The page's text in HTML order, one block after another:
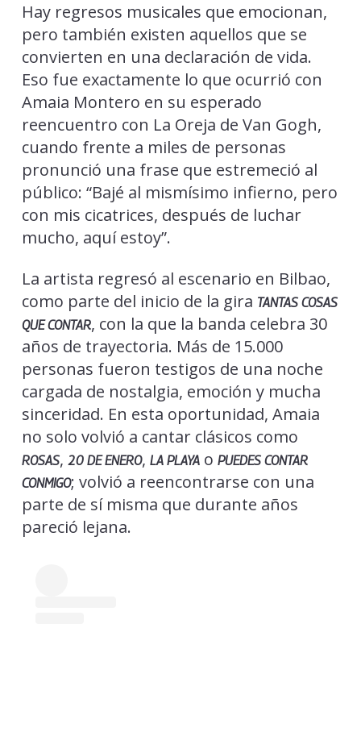
Hay regresos musicales que emocionan,
pero también existen aquellos que se
convierten en una declaración de vida.
Eso fue exactamente lo que ocurrió con
Amaia Montero en su esperado
reencuentro con La Oreja de Van Gogh,
cuando frente a miles de personas
pronunció una frase que estremeció al
público: “Bajé al mismísimo infierno, pero
con mis cicatrices, después de luchar
mucho, aquí estoy”.
La artista regresó al escenario en Bilbao,
como parte del inicio de la gira TANTAS COSAS
QUE CONTAR, con la que la banda celebra 30
años de trayectoria. Más de 15.000
personas fueron testigos de una noche
cargada de nostalgia, emoción y mucha
sinceridad. En esta oportunidad, Amaia
no solo volvió a cantar clásicos como
ROSAS, 20 DE ENERO, LA PLAYAo PUEDES CONTAR
CONMIGO; volvió a reencontrarse con una
parte de sí misma que durante años
pareció lejana.